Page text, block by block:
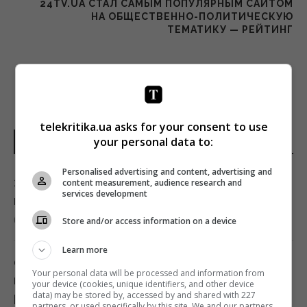
24TV.UA СТАЛ САМЫМ ПОПУЛЯРНЫМ САЙТОМ
НА ОБЩЕСТВЕННО-ПОЛИТИЧЕСКУЮ
ТЕМАТИКУ — РЕЙТИНГ
НОВОСТИ ДНЯ
Эксперты назвали 10 фактов о Праге,
которые стоит знать перед поездкой
01:15 суббота, 08 августа 2026
Одна фраза мгновенно поставит на место
высокомерного человека: психолог
раскрыла секрет
telekritika.ua asks for your consent to use
your personal data to:
Personalised advertising and content, advertising and
content measurement, audience research and
services development
Store and/or access information on a device
Learn more
Your personal data will be processed and information from
your device (cookies, unique identifiers, and other device
data) may be stored by, accessed by and shared with 227